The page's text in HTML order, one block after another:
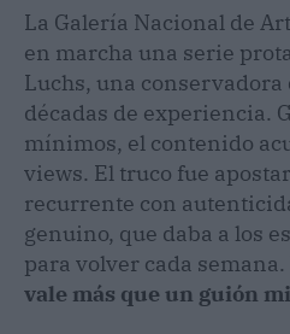
La Galería Nacional de
en marcha una serie
Luchs, una conservadora
décadas de experiencia.
mínimos, el contenido
views. El truco fue
recurrente con
genuino, que daba a los
para volver cada semana.
vale más que un guión